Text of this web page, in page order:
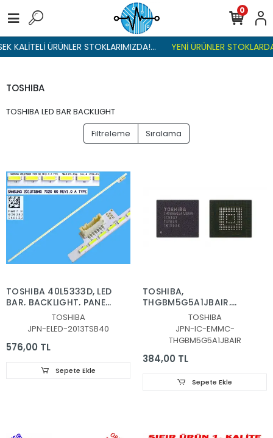
KALİTELİ ÜRÜNLER STOKLARIMIZDA!... YENİ ÜRÜNLER
0
TOSHIBA
TOSHIBA LED BAR BACKLIGHT
Filtreleme
Sıralama
TOSHIBA 40L5333D, LED
BAR, BACKLIGHT, PANEL
LEDLERİ, SAMSUNG,
2013TSB40 7020 60
REV1.0 B TYPE
TOSHIBA
JPN-ELED-2013TSB40
576,00 TL
Sepete Ekle
TOSHIBA,
THGBM5G5A1JBAIR,
4GB, EMMC, ENTEGRE,
TOSHIBA
JPN-IC-EMMC-
THGBM5G5A1JBAIR
384,00 TL
Sepete Ekle